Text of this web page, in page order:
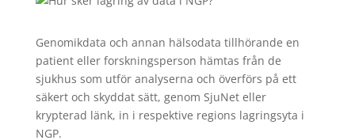
Genomikdata och annan hälsodata tillhörande en
patient eller forskningsperson hämtas från de
sjukhus som utför analyserna och överförs på ett
säkert och skyddat sätt, genom SjuNet eller
krypterad länk, in i respektive regions lagringsyta i
NGP.